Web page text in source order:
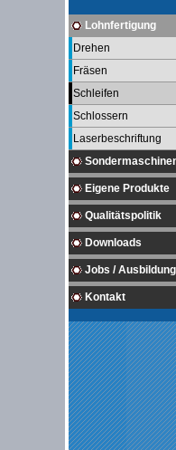
Lohnfertigung
Drehen
Fräsen
Schleifen
Schlossern
Laserbeschriftung
Eigene Produkte
Qualitätspolitik
Downloads
Jobs / Ausbildung
Kontakt